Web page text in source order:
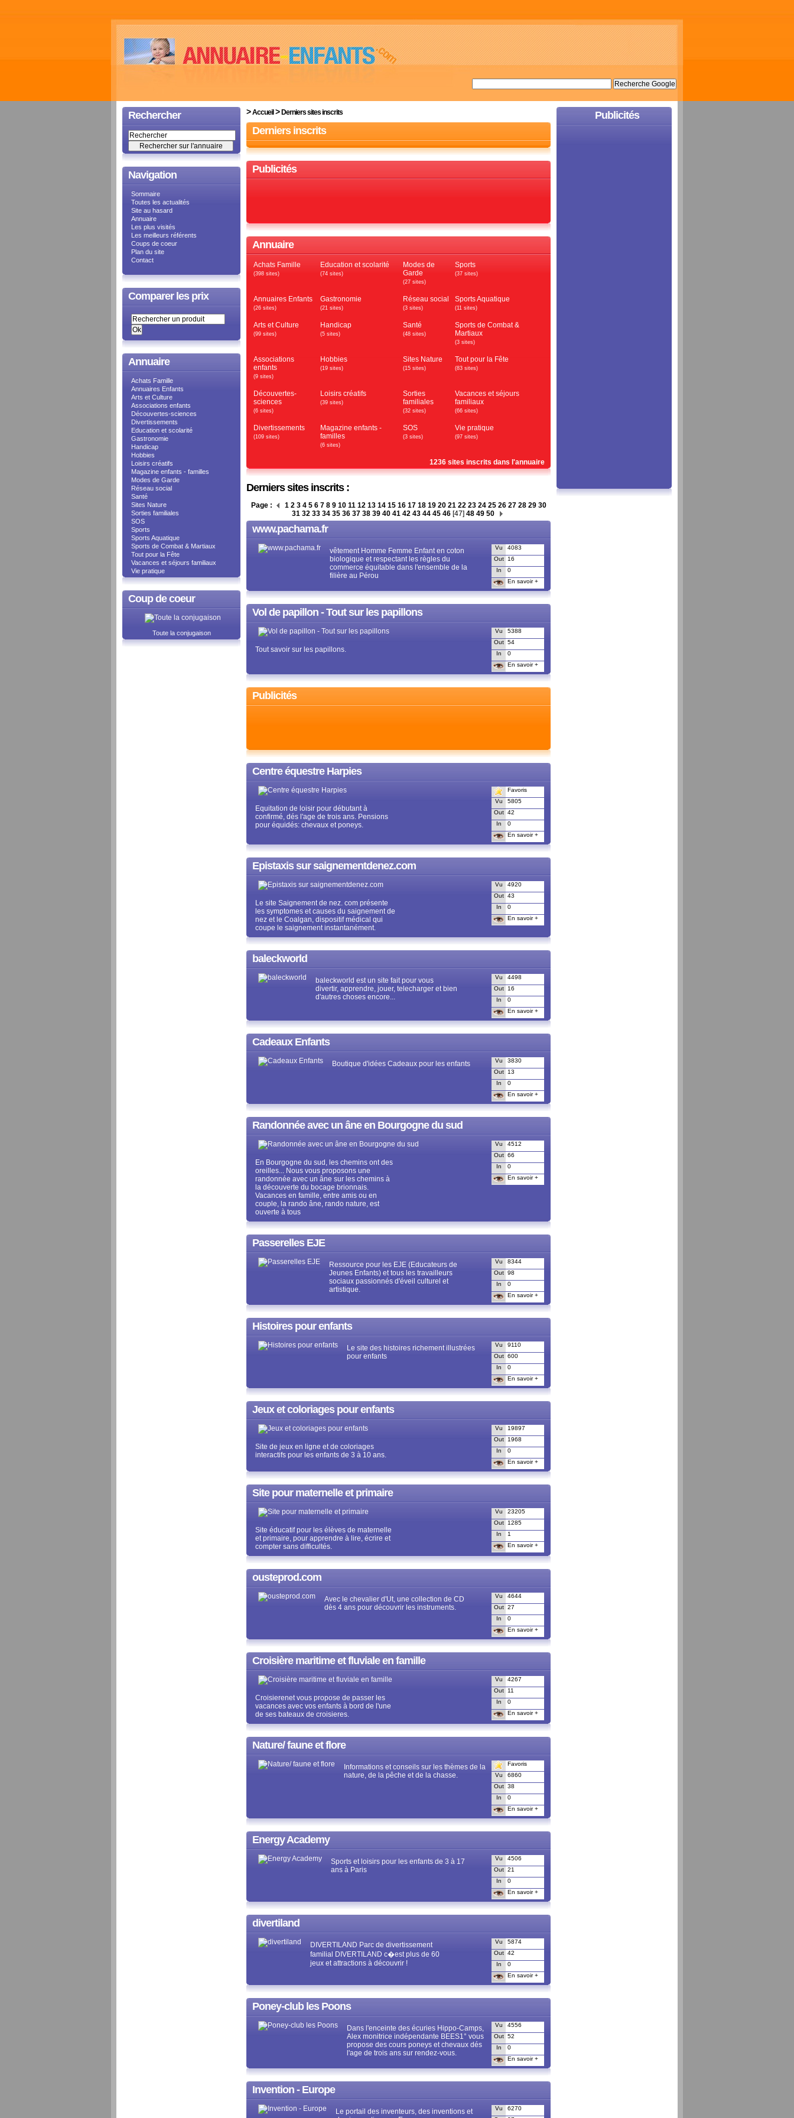
Rechercher
Navigation
Sommaire
Toutes les actualités
Site au hasard
Annuaire
Les plus visités
Les meilleurs référents
Coups de coeur
Plan du site
Contact
Comparer les prix
Annuaire
Achats Famille
Annuaires Enfants
Arts et Culture
Associations enfants
Découvertes-sciences
Divertissements
Education et scolarité
Gastronomie
Handicap
Hobbies
Loisirs créatifs
Magazine enfants - familles
Modes de Garde
Réseau social
Santé
Sites Nature
Sorties familiales
SOS
Sports
Sports Aquatique
Sports de Combat & Martiaux
Tout pour la Fête
Vacances et séjours familiaux
Vie pratique
Coup de coeur
Toute la conjugaison
>Accueil> Derniers sites inscrits
Derniers inscrits
Publicités
Annuaire
Achats Famille
(398 sites)
Education et scolarité
(74 sites)
Modes de
Garde
(27 sites)
Sports
(37 sites)
Annuaires Enfants
(26 sites)
Gastronomie
(21 sites)
Réseau social
(3 sites)
Sports Aquatique
(11 sites)
Arts et Culture
(99 sites)
Handicap
(5 sites)
Santé
(48 sites)
Sports de Combat &
Martiaux
(3 sites)
Associations
enfants
(9 sites)
Hobbies
(19 sites)
Sites Nature
(15 sites)
Tout pour la Fête
(83 sites)
Découvertes-
sciences
(6 sites)
Loisirs créatifs
(39 sites)
Sorties
familiales
(32 sites)
Vacances et séjours
familiaux
(66 sites)
Divertissements
(109 sites)
Magazine enfants -
familles
(6 sites)
SOS
(3 sites)
Vie pratique
(97 sites)
1236 sites inscrits dans l'annuaire
Derniers sites inscrits :
Page : 1 2 3 4 5 6 7 8 9 10 11 12 13 14 15 16 17 18 19 20 21 22 23 24 25 26 27 28 29 30
31 32 33 34 35 36 37 38 39 40 41 42 43 44 45 46 [47] 48 49 50
www.pachama.fr
Vu
4083
Out
16
In
0
En savoir +
vêtement Homme Femme Enfant en coton
biologique et respectant les règles du
commerce équitable dans l'ensemble de la
filière au Pérou
Vol de papillon - Tout sur les papillons
Vu
5388
Out 54
In
0
En savoir +
Tout savoir sur les papillons.
Publicités
Centre équestre Harpies
Favoris
Vu
5805
Out 42
In
0
En savoir +
Equitation de loisir pour débutant à
confirmé, dés l'age de trois ans. Pensions
pour équidés: chevaux et poneys.
Epistaxis sur saignementdenez.com
Vu
4920
Out 43
In
0
En savoir +
Le site Saignement de nez. com présente
les symptomes et causes du saignement de
nez et le Coalgan, dispositif médical qui
coupe le saignement instantanément.
baleckworld
Vu
4498
Out
16
In
0
En savoir +
baleckworld est un site fait pour vous
divertir, apprendre, jouer, telecharger et bien
d'autres choses encore...
Cadeaux Enfants
Vu
3830
Out
13
In
0
En savoir +
Boutique d'idées Cadeaux pour les enfants
Randonnée avec un âne en Bourgogne du sud
Vu
4512
Out 66
In
0
En savoir +
En Bourgogne du sud, les chemins ont des
oreilles... Nous vous proposons une
randonnée avec un âne sur les chemins à
la découverte du bocage brionnais.
Vacances en famille, entre amis ou en
couple, la rando âne, rando nature, est
ouverte à tous
Passerelles EJE
Vu
8344
Out 98
In
0
En savoir +
Ressource pour les EJE (Educateurs de
Jeunes Enfants) et tous les travailleurs
sociaux passionnés d'éveil culturel et
artistique.
Histoires pour enfants
Vu
9110
Out 600
In
0
En savoir +
Le site des histoires richement illustrées
pour enfants
Jeux et coloriages pour enfants
Vu
19897
Out
1968
In
0
En savoir +
Site de jeux en ligne et de coloriages
interactifs pour les enfants de 3 à 10 ans.
Site pour maternelle et primaire
Vu
23205
Out
1285
In
1
En savoir +
Site éducatif pour les élèves de maternelle
et primaire, pour apprendre à lire, écrire et
compter sans difficultés.
ousteprod.com
Vu
4644
Out 27
In
0
En savoir +
Avec le chevalier d'Ut, une collection de CD
dès 4 ans pour découvrir les instruments.
Croisière maritime et fluviale en famille
Vu
4267
Out
11
In
0
En savoir +
Croisierenet vous propose de passer les
vacances avec vos enfants à bord de l'une
de ses bateaux de croisieres.
Nature/ faune et flore
Favoris
Vu
6860
Out 38
In
0
En savoir +
Informations et conseils sur les thèmes de la
nature, de la pêche et de la chasse.
Energy Academy
Vu
4506
Out 21
In
0
En savoir +
Sports et loisirs pour les enfants de 3 à 17
ans à Paris
divertiland
Vu
5874
Out 42
In
0
En savoir +
DIVERTILAND Parc de divertissement
familial DIVERTILAND c�est plus de 60
jeux et attractions à découvrir !
Poney-club les Poons
Vu
4556
Out 52
In
0
En savoir +
Dans l'enceinte des écuries Hippo-Camps,
Alex monitrice indépendante BEES1° vous
propose des cours poneys et chevaux dés
l'age de trois ans sur rendez-vous.
Invention - Europe
Vu
6270
Le portail des inventeurs, des inventions et
Publicités